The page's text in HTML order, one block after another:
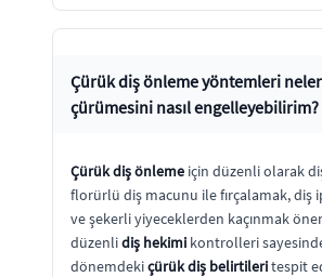
Çürük diş önleme yöntemleri
çürümesini nasıl engelleyebilirim?
Çürük diş önleme için düzenli olarak
florürlü diş macunu ile fırçalamak, diş
ve şekerli yiyeceklerden kaçınmak
düzenlidiş hekimi kontrolleri
dönemdekiçürük diş belirtileritespit